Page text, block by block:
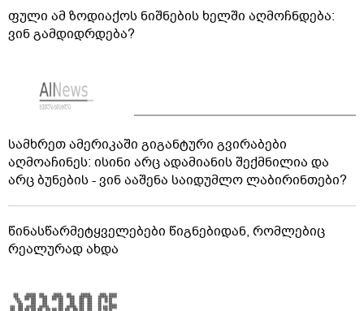
ფული ამ ზოდიაქოს ნიშნების ხელში აღმოჩნდება:
ვინ გამდიდრდება?
სამხრეთ ამერიკაში გიგანტური გვირაბები
აღმოაჩინეს: ისინი არც ადამიანის შექმნილია და
არც ბუნების - ვინ ააშენა საიდუმლო ლაბირინთები?
წინასწარმეტყველებები წიგნებიდან, რომლებიც
რეალურად ახდა